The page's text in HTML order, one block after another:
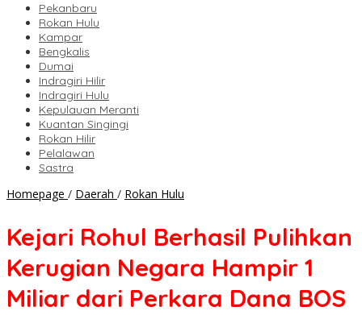
Pekanbaru
Rokan Hulu
Kampar
Bengkalis
Dumai
Indragiri Hilir
Indragiri Hulu
Kepulauan Meranti
Kuantan Singingi
Rokan Hilir
Pelalawan
Sastra
Homepage / Daerah / Rokan Hulu
Pulihkan
Negara
1
Kejari Rohul Berhasil Pulihkan
Kerugian Negara Hampir 1
Miliar dari Perkara Dana BOS